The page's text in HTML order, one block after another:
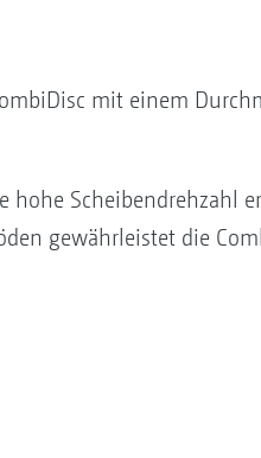
mit einem
hohe Scheibendrehzahl
gewährleistet die